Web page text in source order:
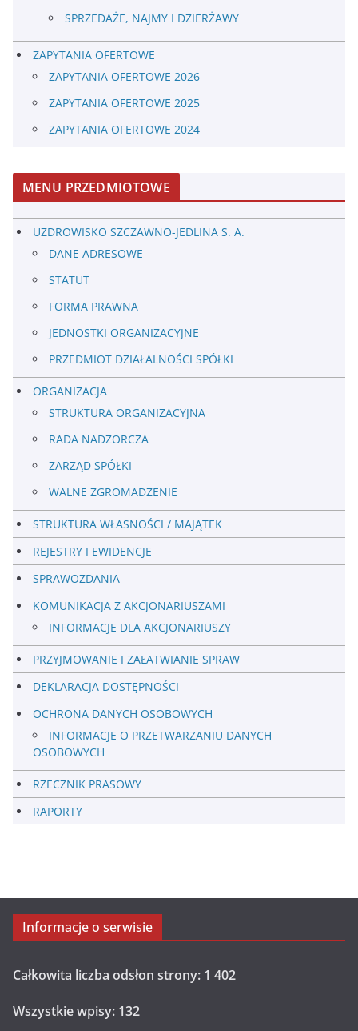
SPRZEDAŻE, NAJMY I DZIERŻAWY
ZAPYTANIA OFERTOWE
ZAPYTANIA OFERTOWE 2026
ZAPYTANIA OFERTOWE 2025
ZAPYTANIA OFERTOWE 2024
MENU PRZEDMIOTOWE
UZDROWISKO SZCZAWNO-JEDLINA S. A.
DANE ADRESOWE
STATUT
FORMA PRAWNA
JEDNOSTKI ORGANIZACYJNE
PRZEDMIOT DZIAŁALNOŚCI SPÓŁKI
ORGANIZACJA
STRUKTURA ORGANIZACYJNA
RADA NADZORCZA
ZARZĄD SPÓŁKI
WALNE ZGROMADZENIE
STRUKTURA WŁASNOŚCI / MAJĄTEK
REJESTRY I EWIDENCJE
SPRAWOZDANIA
KOMUNIKACJA Z AKCJONARIUSZAMI
INFORMACJE DLA AKCJONARIUSZY
PRZYJMOWANIE I ZAŁATWIANIE SPRAW
DEKLARACJA DOSTĘPNOŚCI
OCHRONA DANYCH OSOBOWYCH
INFORMACJE O PRZETWARZANIU DANYCH
OSOBOWYCH
RZECZNIK PRASOWY
RAPORTY
Informacje o serwisie
Całkowita liczba odsłon strony: 1 402
Wszystkie wpisy: 132